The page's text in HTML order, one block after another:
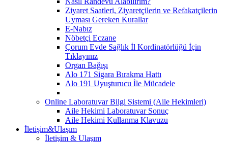
Ziyaret Saatleri, Ziyaretçilerin ve Refakatçilerin
Uyması Gereken Kurallar
E-Nabız
Nöbetçi Eczane
Çorum Evde Sağlık İl Kordinatörlüğü İçin
Tıklayınız
Organ Bağışı
Alo 171 Sigara Bırakma Hattı
Alo 191 Uyuşturucu İle Mücadele
Online Laboratuvar Bilgi Sistemi (Aile Hekimleri)
Aile Hekimi Laboratuvar Sonuç
Aile Hekimi Kullanma Klavuzu
İletişim&Ulaşım
İletişim & Ulaşım